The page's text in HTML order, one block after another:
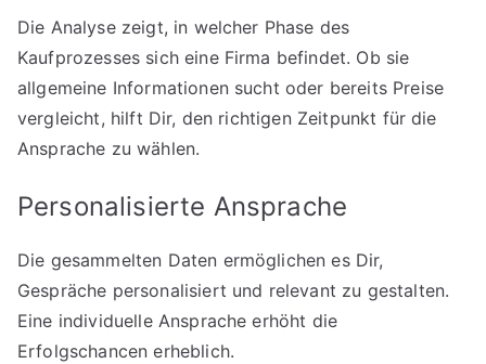
Die Analyse zeigt, in welcher Phase des
Kaufprozesses sich eine Firma befindet. Ob sie
allgemeine Informationen sucht oder bereits Preise
vergleicht, hilft Dir, den richtigen Zeitpunkt für die
Ansprache zu wählen.
Personalisierte Ansprache
Die gesammelten Daten ermöglichen es Dir,
Gespräche personalisiert und relevant zu gestalten.
Eine individuelle Ansprache erhöht die
Erfolgschancen erheblich.